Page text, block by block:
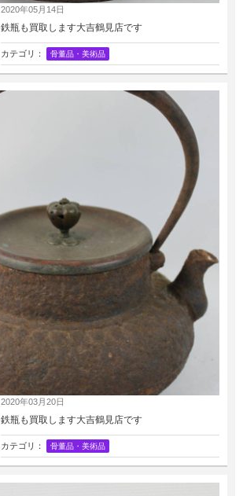
2020年05月14日
鉄瓶も買取します大吉鶴見店です
カテゴリ： 骨董品・美術品
2020年03月20日
鉄瓶も買取します大吉鶴見店です
カテゴリ： 骨董品・美術品